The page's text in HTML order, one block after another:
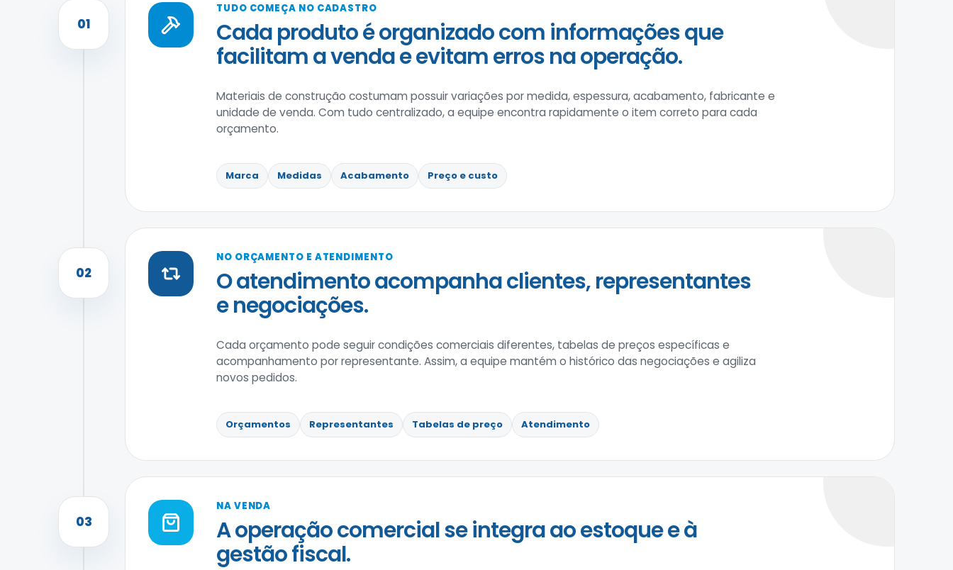
01
TUDO COMEÇA NO CADASTRO
Cada produto é organizado com informações que
facilitam a venda e evitam erros na operação.
Materiais de construção costumam possuir variações por medida, espessura, acabamento, fabricante e
unidade de venda. Com tudo centralizado, a equipe encontra rapidamente o item correto para cada
orçamento.
Marca Medidas Acabamento Preço e custo
02
NO ORÇAMENTO E ATENDIMENTO
O atendimento acompanha clientes, representantes
e negociações.
Cada orçamento pode seguir condições comerciais diferentes, tabelas de preços específicas e
acompanhamento por representante. Assim, a equipe mantém o histórico das negociações e agiliza
novos pedidos.
Orçamentos Representantes Tabelas de preço Atendimento
03
NA VENDA
A operação comercial se integra ao estoque e à
gestão fiscal.